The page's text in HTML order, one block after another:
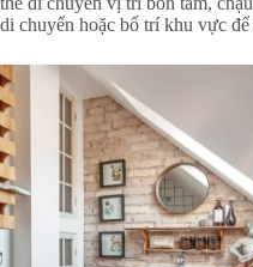
di chuyển hoặc bố trí khu vực